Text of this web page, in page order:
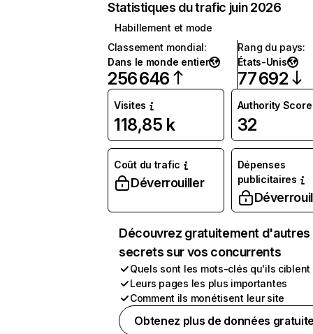
Statistiques du trafic juin 2026
Habillement et mode
Classement mondial:
Dans le monde entier
256 646
Rang du pays:
États-Unis
77 692
Visites
118,85 k
Authority Score
32
Coût du trafic
Déverrouiller
Dépenses
publicitaires
Découvrez gratuitement d'autres
secrets sur vos concurrents
Quels sont les mots-clés qu'ils ciblent
Leurs pages les plus importantes
Comment ils monétisent leur site
Obtenez plus de données